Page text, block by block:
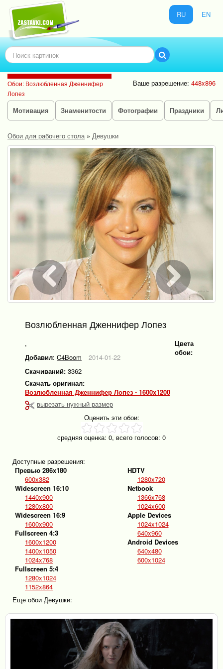
RU EN
Обои: Возлюбленная Дженнифер
Лопез
Ваше разрешение: 448x896
Мотивация Знаменитости Фотографии Праздники
Обои для рабочего стола» Девушки
Возлюбленная Дженнифер Лопез
,
Добавил: C4Boom
2014-01-22
Скачиваний: 3362
Скачать оригинал:
Возлюбленная Дженнифер Лопез - 1600x1200
вырезать нужный размер
Цвета
обои:
Оценить эти обои:
средняя оценка: 0, всего голосов: 0
Доступные разрешения:
Превью 286x180
600x382
Widescreen 16:10
1440x900
1280x800
Widescreen 16:9
1600x900
Fullscreen 4:3
1600x1200
1400x1050
1024x768
Fullscreen 5:4
1280x1024
1152x864
HDTV
1280x720
Netbook
1366x768
1024x600
Apple Devices
1024x1024
640x960
Android Devices
640x480
600x1024
Еще обои Девушки: